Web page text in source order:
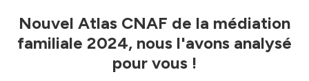
Nouvel Atlas CNAF de la médiation
familiale 2024, nous l'avons analysé
pour vous !